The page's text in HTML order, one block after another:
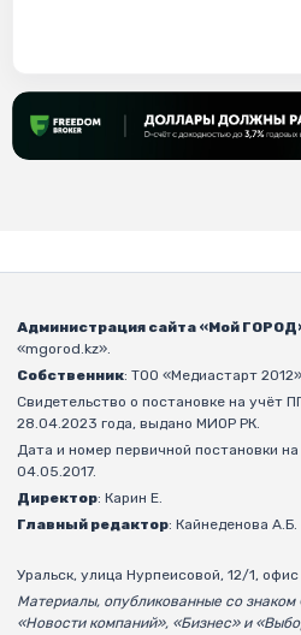
Администрация сайта «Мой
«mgorod.kz».
Собственник: ТОО «Медиастарт
Свидетельство о постановке на учёт
28.04.2023 года, выдано МИОР РК.
Дата и номер первичной постановки
04.05.2017.
Директор: Карин Е.
Главный редактор: Кайнеденова А.Б.
Уральск, улица Нурпеисовой, 12/1,
Материалы, опубликованные со
«Новости компаний», «Бизнес» и